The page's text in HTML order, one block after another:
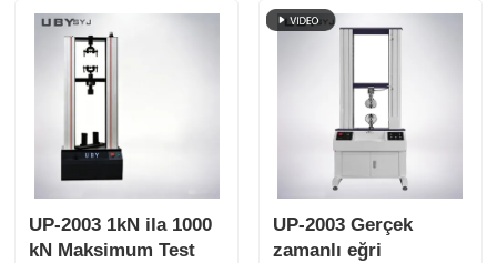
UP-2003 1kN ila 1000
kN Maksimum Test
UP-2003 Gerçek
zamanlı eğri